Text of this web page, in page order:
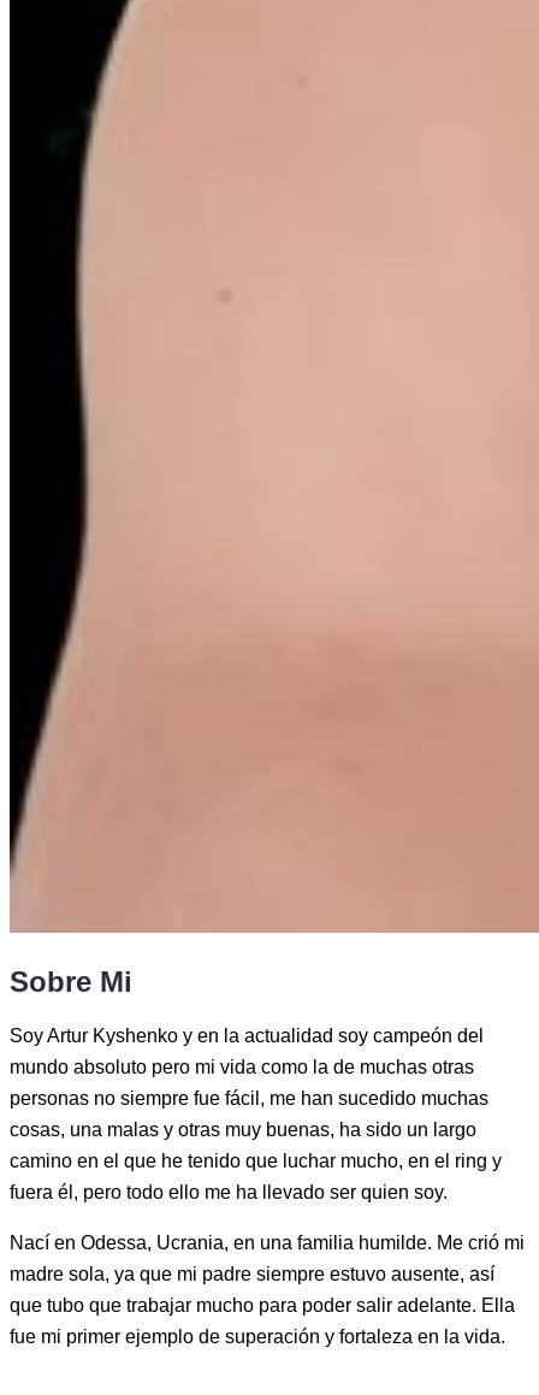
Sobre Mi
Soy Artur Kyshenko y en la actualidad soy campeón del
mundo absoluto pero mi vida como la de muchas otras
personas no siempre fue fácil, me han sucedido muchas
cosas, una malas y otras muy buenas, ha sido un largo
camino en el que he tenido que luchar mucho, en el ring y
fuera él, pero todo ello me ha llevado ser quien soy.
Nací en Odessa, Ucrania, en una familia humilde. Me crió mi
madre sola, ya que mi padre siempre estuvo ausente, así
que tubo que trabajar mucho para poder salir adelante. Ella
fue mi primer ejemplo de superación y fortaleza en la vida.